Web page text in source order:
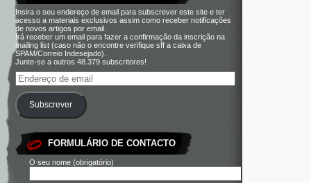
Insira o seu endereço de email para subscrever este site e ter
acesso a materiais exclusivos assim como receber notificações
de novos artigos por email.
Irá receber um email para fazer a confirmação da inscrição na
mailing list (caso não o encontre verifique sff a caixa de
SPAM/Correio Indesejado).
Junte-se a outros 48.379 subscritores!
Subscrever
FORMULÁRIO DE CONTACTO
O seu nome (obrigatório)